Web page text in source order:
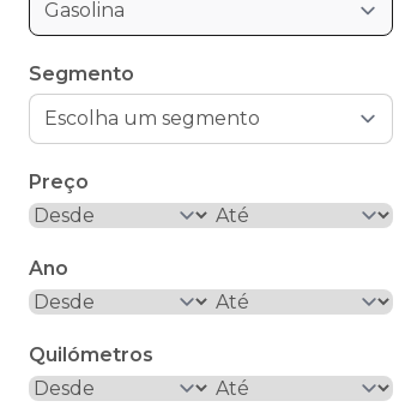
Gasolina
Segmento
Preço
Ano
Quilómetros